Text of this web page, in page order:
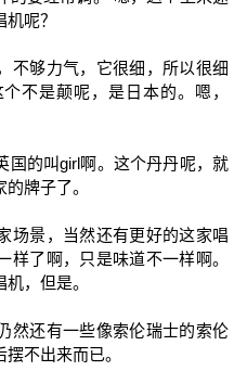
呢？
不够力气，它很细，所以很细
不是颠呢，是日本的。嗯，
国的叫girl啊。这个丹丹呢，就
牌子了。
场景，当然还有更好的这家唱
了啊，只是味道不一样啊。
，但是。
然还有一些像索伦瑞士的索伦
不出来而已。